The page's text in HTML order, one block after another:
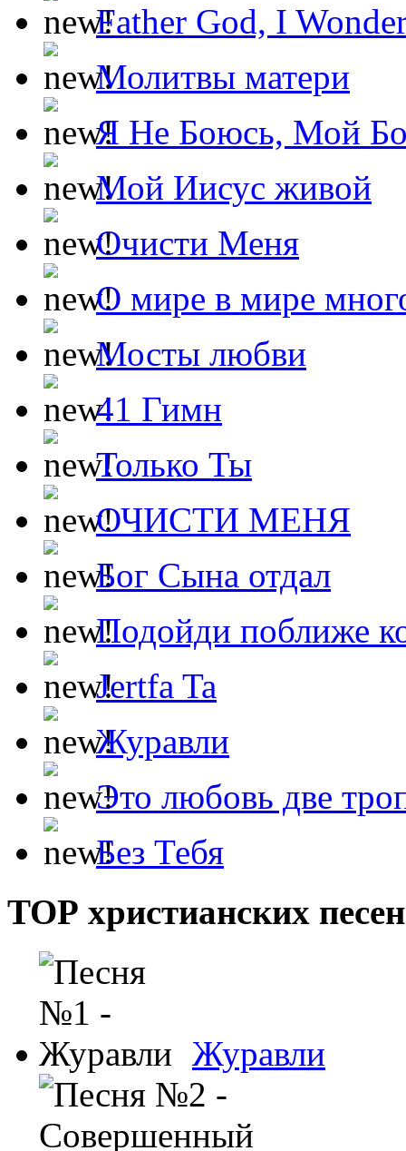
Father God, I
Молитвы матери
Я Не Боюсь, Мой
Мой Иисус живой
Очисти Меня
О мире в мире
Мосты любви
41 Гимн
Только Ты
ОЧИСТИ МЕНЯ
Бог Сына отдал
Подойди поближе
Jertfa Ta
Журавли
Это любовь две
Без Тебя
ТОР христианских песен
Журавли